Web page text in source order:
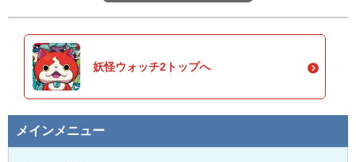
妖怪ウォッチ2トップへ
メインメニュー